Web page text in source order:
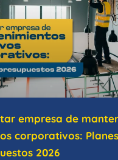
empresa de
corporativos:
2026